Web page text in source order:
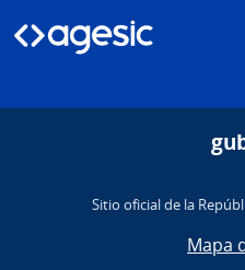
Sitio oficial de la
Mapa